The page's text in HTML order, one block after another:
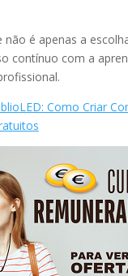
é apenas a
contínuo com a
Como Criar